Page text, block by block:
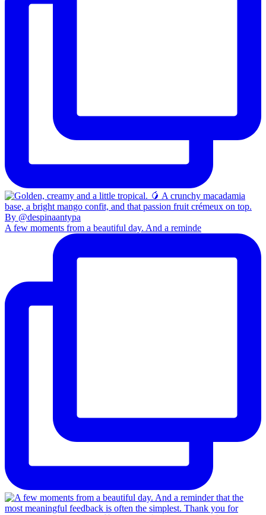
A few moments from a beautiful day. And a reminde